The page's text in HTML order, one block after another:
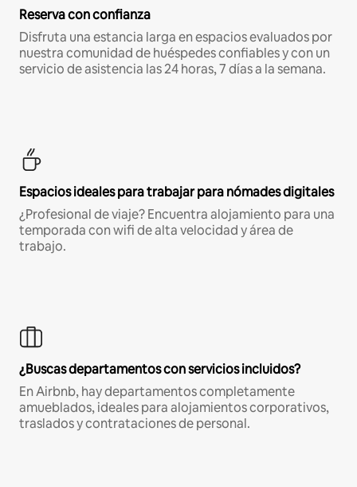
Reserva con confianza
Disfruta una estancia larga en espacios evaluados por
nuestra comunidad de huéspedes confiables y con un
servicio de asistencia las 24 horas, 7 días a la semana.
Espacios ideales para trabajar para nómades digitales
¿Profesional de viaje? Encuentra alojamiento para una
temporada con wifi de alta velocidad y área de
trabajo.
¿Buscas departamentos con servicios incluidos?
En Airbnb, hay departamentos completamente
amueblados, ideales para alojamientos corporativos,
traslados y contrataciones de personal.